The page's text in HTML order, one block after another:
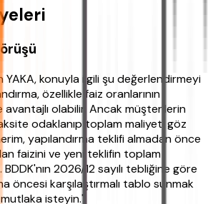
YAKA, konuyla ilgili şu değerlendirmeyi
özellikle faiz oranlarının
avantajlı olabilir. Ancak müşterilerin
odaklanıp toplam maliyeti göz
yapılandırma teklifi almadan önce
faizini ve yeni teklifin toplam
BDDK'nın 2026/12 sayılı tebliğine göre
öncesi karşılaştırmalı tablo sunmak
isteyin."